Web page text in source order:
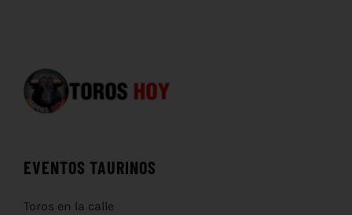
EVENTOS TAURINOS
Toros en la calle